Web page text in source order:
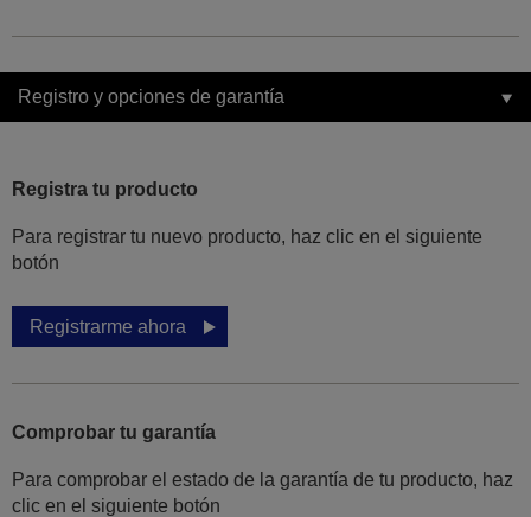
Registro y opciones de garantía
Registra tu producto
Para registrar tu nuevo producto, haz clic en el siguiente
botón
Registrarme ahora
Comprobar tu garantía
Para comprobar el estado de la garantía de tu producto, haz
clic en el siguiente botón